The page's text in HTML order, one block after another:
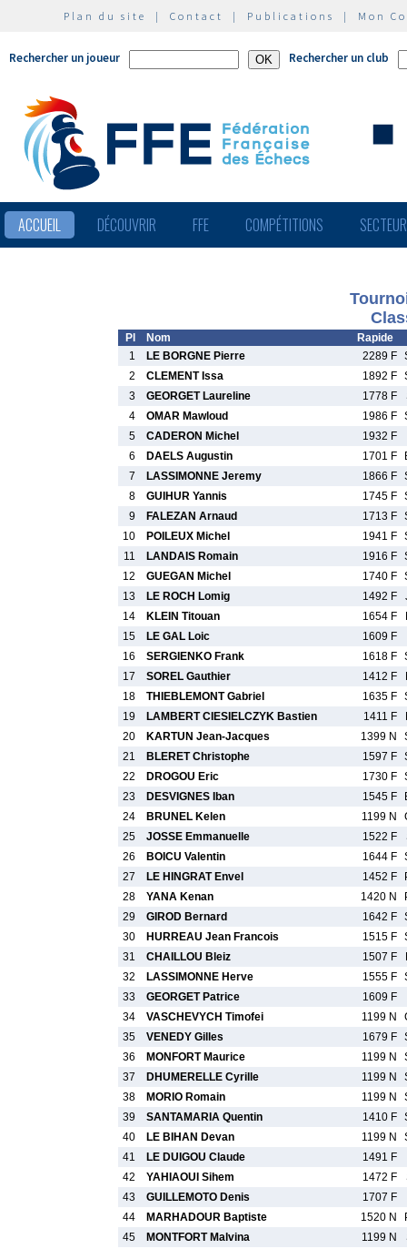
Plan du site | Contact | Publications | Mon
Rechercher un joueur Rechercher un club
ACCUEIL DÉCOUVRIR FFE COMPÉTITIONS
Pl Nom
Rapide
1
LE BORGNE Pierre 2289 F
2
CLEMENT Issa 1892 F
3
GEORGET Laureline 1778 F
4
OMAR Mawloud 1986 F
5
CADERON Michel 1932 F
6
DAELS Augustin 1701 F
7
LASSIMONNE Jeremy 1866 F
8
GUIHUR Yannis 1745 F
9
FALEZAN Arnaud 1713 F
10
POILEUX Michel 1941 F
11
LANDAIS Romain 1916 F
12
GUEGAN Michel 1740 F
13
LE ROCH Lomig 1492 F
14
KLEIN Titouan 1654 F
15
LE GAL Loic 1609 F
16
SERGIENKO Frank 1618 F
17
SOREL Gauthier 1412 F
18
THIEBLEMONT Gabriel 1635 F
19
LAMBERT CIESIELCZYK Bastien 1411 F
20
KARTUN Jean-Jacques 1399 N
21
BLERET Christophe 1597 F
22
DROGOU Eric 1730 F
23
DESVIGNES Iban 1545 F
24
BRUNEL Kelen 1199 N
25
JOSSE Emmanuelle 1522 F
26
BOICU Valentin 1644 F
27
LE HINGRAT Envel 1452 F
28
YANA Kenan 1420 N
29
GIROD Bernard 1642 F
30
HURREAU Jean Francois 1515 F
31
CHAILLOU Bleiz 1507 F
32
LASSIMONNE Herve 1555 F
33
GEORGET Patrice 1609 F
34
VASCHEVYCH Timofei 1199 N
35
VENEDY Gilles 1679 F
36
MONFORT Maurice 1199 N
37
DHUMERELLE Cyrille 1199 N
38
MORIO Romain 1199 N
39
SANTAMARIA Quentin 1410 F
40
LE BIHAN Devan 1199 N
41
LE DUIGOU Claude 1491 F
42
YAHIAOUI Sihem 1472 F
43
GUILLEMOTO Denis 1707 F
44
MARHADOUR Baptiste 1520 N
45
MONTFORT Malvina 1199 N